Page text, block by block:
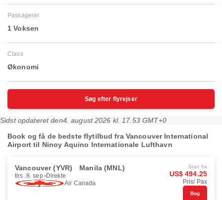
Passagerer
1 Voksen
Class
Økonomi
Søg efter flyrejser
Sidst opdateret den4. august 2026 kl. 17.53 GMT+0
Book og få de bedste flytilbud fra Vancouver International
Airport til Ninoy Aquino Internationale Lufthavn
Vancouver (YVR) Manila (MNL)
tirs. 8. sep. Direkte
Air Canada
Start fra
US$ 494.25
Pris/ Pax
Bog